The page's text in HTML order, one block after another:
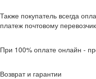
Также покупатель всегда
платеж почтовому
При 100% оплате онлайн -
Возврат и гарантии